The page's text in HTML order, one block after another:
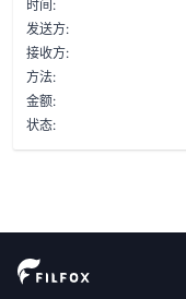
时间:
发送方:
接收方:
方法:
金额:
状态: